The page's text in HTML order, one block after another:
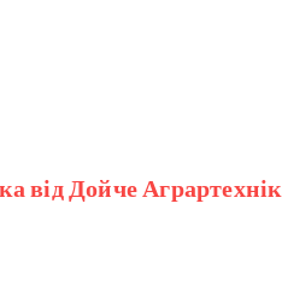
від Дойче Аграртехнік